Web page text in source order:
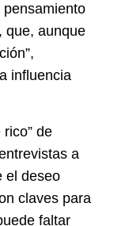
pensamiento
que, aunque
influencia
de
a
el deseo
claves para
faltar